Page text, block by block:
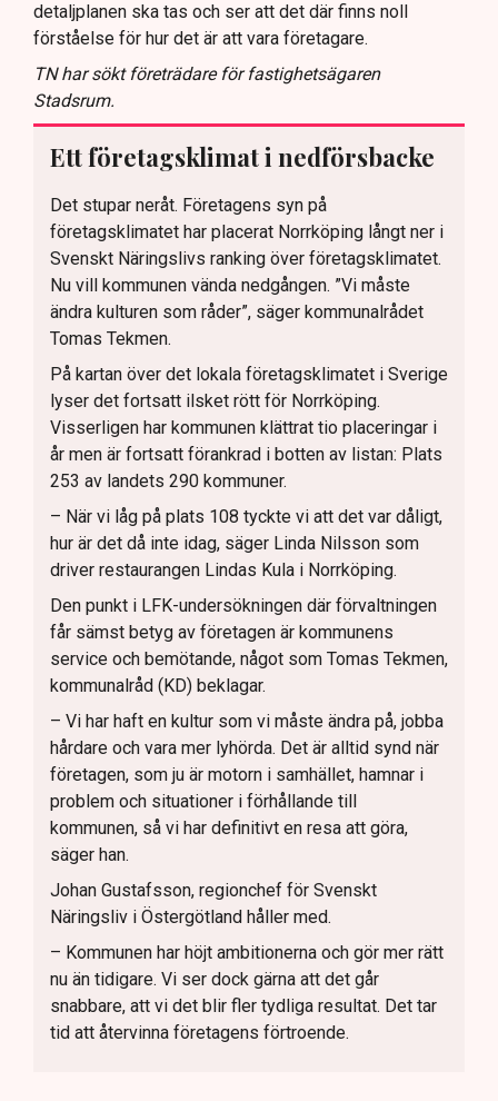
detaljplanen ska tas och ser att det där finns noll
förståelse för hur det är att vara företagare.
TN har sökt företrädare för fastighetsägaren
Stadsrum.
Ett företagsklimat i nedförsbacke
Det stupar neråt. Företagens syn på
företagsklimatet har placerat Norrköping långt ner i
Svenskt Näringslivs ranking över företagsklimatet.
Nu vill kommunen vända nedgången. ”Vi måste
ändra kulturen som råder”, säger kommunalrådet
Tomas Tekmen.
På kartan över det lokala företagsklimatet i Sverige
lyser det fortsatt ilsket rött för Norrköping.
Visserligen har kommunen klättrat tio placeringar i
år men är fortsatt förankrad i botten av listan: Plats
253 av landets 290 kommuner.
– När vi låg på plats 108 tyckte vi att det var dåligt,
hur är det då inte idag, säger Linda Nilsson som
driver restaurangen Lindas Kula i Norrköping.
Den punkt i LFK-undersökningen där förvaltningen
får sämst betyg av företagen är kommunens
service och bemötande, något som Tomas Tekmen,
kommunalråd (KD) beklagar.
– Vi har haft en kultur som vi måste ändra på, jobba
hårdare och vara mer lyhörda. Det är alltid synd när
företagen, som ju är motorn i samhället, hamnar i
problem och situationer i förhållande till
kommunen, så vi har definitivt en resa att göra,
säger han.
Johan Gustafsson, regionchef för Svenskt
Näringsliv i Östergötland håller med.
– Kommunen har höjt ambitionerna och gör mer rätt
nu än tidigare. Vi ser dock gärna att det går
snabbare, att vi det blir fler tydliga resultat. Det tar
tid att återvinna företagens förtroende.